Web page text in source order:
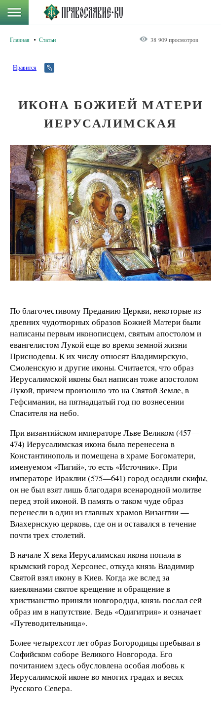
Главная Статьи 38 909 просмотров
Нравится
ИКОНА БОЖИЕЙ МАТЕРИ
ИЕРУСАЛИМСКАЯ
По благочестивому Преданию Церкви, некоторые из
древних чудотворных образов Божией Матери были
написаны первым иконописцем, святым апостолом и
евангелистом Лукой еще во время земной жизни
Приснодевы. К их числу относят Владимирскую,
Смоленскую и другие иконы. Считается, что образ
Иерусалимской иконы был написан тоже апостолом
Лукой, причем произошло это на Святой Земле, в
Гефсимании, на пятнадцатый год по вознесении
Спасителя на небо.
При византийском императоре Льве Великом (457—
474) Иерусалимская икона была перенесена в
Константинополь и помещена в храме Богоматери,
именуемом «Пигий», то есть «Источник». При
императоре Ираклии (575—641) город осадили скифы,
он не был взят лишь благодаря всенародной молитве
перед этой иконой. В память о таком чуде образ
перенесли в один из главных храмов Византии —
Влахернскую церковь, где он и оставался в течение
почти трех столетий.
В начале Х века Иерусалимская икона попала в
крымский город Херсонес, откуда князь Владимир
Святой взял икону в Киев. Когда же вслед за
киевлянами святое крещение и обращение в
христианство приняли новгородцы, князь послал сей
образ им в напутствие. Ведь «Одигитрия» и означает
«Путеводительница».
Более четырехсот лет образ Богородицы пребывал в
Софийском соборе Великого Новгорода. Его
почитанием здесь обусловлена особая любовь к
Иерусалимской иконе во многих градах и весях
Русского Севера.